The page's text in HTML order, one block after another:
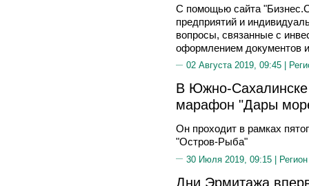
С помощью сайта
предприятий и
вопросы, связанные с
оформлением документов
02 Августа 2019, 09:45 |
В Южно-Сахалинске
марафон "Дары
Он проходит в рамках
"Остров-Рыба"
30 Июля 2019, 09:15 |
Дни Эрмитажа